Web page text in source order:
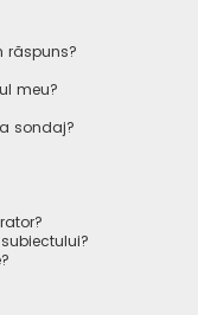
răspuns?
meu?
sondaj?